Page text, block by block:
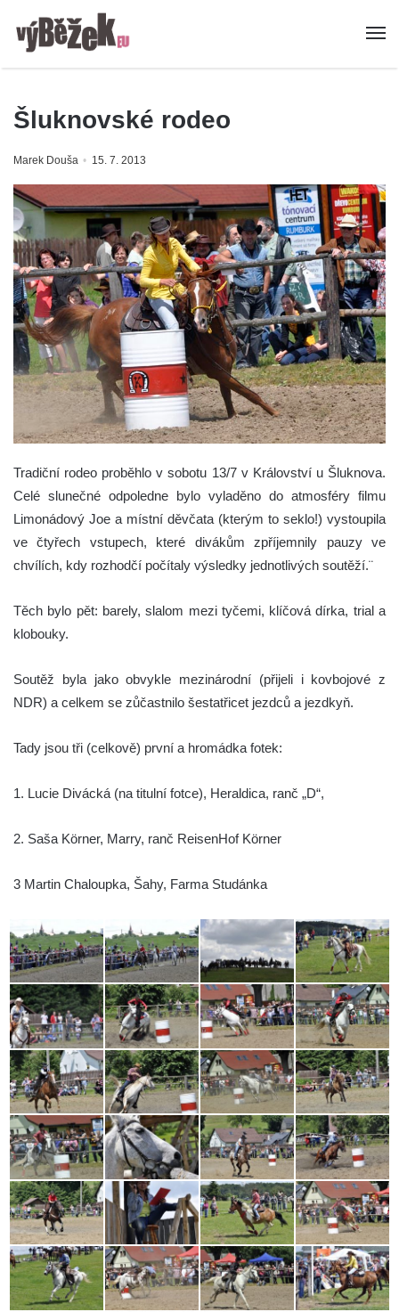
Šluknovské rodeo
Marek Douša 15. 7. 2013
Tradiční rodeo proběhlo v sobotu 13/7 v Království u Šluknova.
Celé slunečné odpoledne bylo vyladěno do atmosféry filmu
Limonádový Joe a místní děvčata (kterým to seklo!) vystoupila
ve čtyřech vstupech, které divákům zpříjemnily pauzy ve
chvílích, kdy rozhodčí počítaly výsledky jednotlivých soutěží.¨
Těch bylo pět: barely, slalom mezi tyčemi, klíčová dírka, trial a
klobouky.
Soutěž byla jako obvykle mezinárodní (přijeli i kovbojové z
NDR) a celkem se zůčastnilo šestatřicet jezdců a jezdkyň.
Tady jsou tři (celkově) první a hromádka fotek:
1. Lucie Divácká (na titulní fotce), Heraldica, ranč „D“,
2. Saša Körner, Marry, ranč ReisenHof Körner
3 Martin Chaloupka, Šahy, Farma Studánka